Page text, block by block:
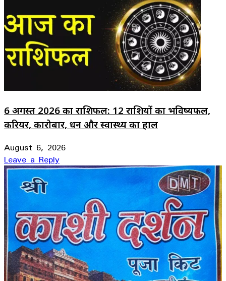
6 अगस्त 2026 का राशिफल: 12 राशियों का भविष्यफल,
करियर, कारोबार, धन और स्वास्थ्य का हाल
August 6, 2026
Leave a Reply